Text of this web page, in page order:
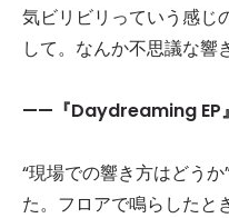
気ビリビリっていう感じ
して。なんか不思議な響
——『Daydreaming EP
“現場での響き方はどう
た。フロアで鳴らしたと